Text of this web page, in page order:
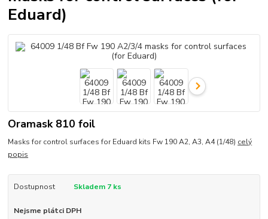
Eduard)
Oramask 810 foil
Masks for control surfaces for Eduard kits Fw 190 A2, A3, A4 (1/48) celý
popis
Dostupnost Skladem 7 ks
Nejsme plátci DPH